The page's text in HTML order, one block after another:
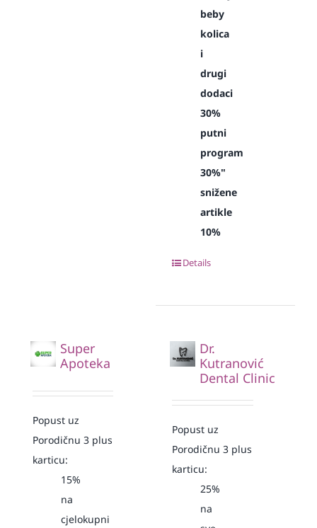
beby
kolica
i
drugi
dodaci
30%
putni
program
30%"
snižene
artikle
10%
Details
Super
Apoteka
Popust uz
Porodičnu 3 plus
karticu:
15%
na
cjelokupni
Dr.
Kutranović
Dental Clinic
Popust uz
Porodičnu 3 plus
karticu:
25%
na